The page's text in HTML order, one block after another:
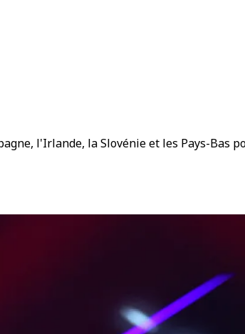
l'Irlande, la Slovénie et les Pays-Bas